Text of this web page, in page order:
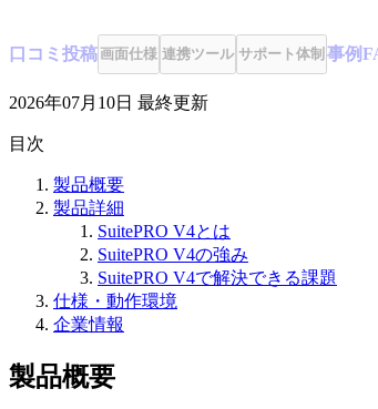
口コミ 投稿画面仕様 連携ツール サポート体制 事例
2026年07月10日 最終更新
目次
製品概要
製品詳細
SuitePRO V4とは
SuitePRO V4の強み
SuitePRO V4で解決できる課題
仕様・動作環境
企業情報
製品概要